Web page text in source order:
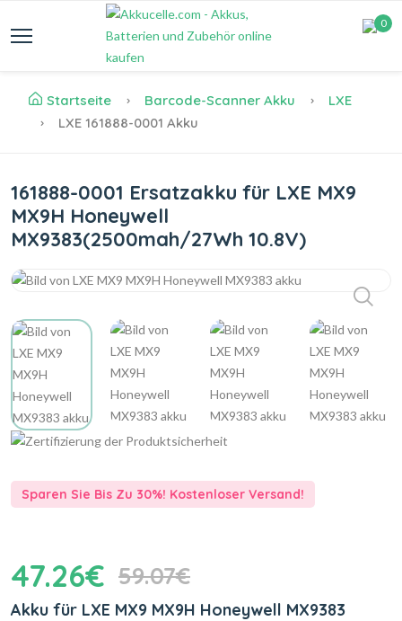
0
Startseite Barcode-Scanner Akku
LXE
LXE 161888-0001 Akku
161888-0001 Ersatzakku für LXE MX9
MX9H Honeywell
MX9383(2500mah/27Wh 10.8V)
Sparen Sie Bis Zu 30%! Kostenloser Versand!
47.26€ 59.07€
Akku für LXE MX9 MX9H Honeywell MX9383